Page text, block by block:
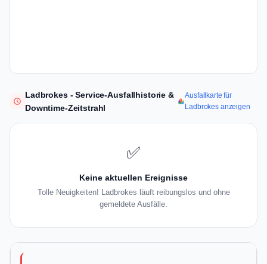
Ladbrokes - Service-Ausfallhistorie &
Downtime-Zeitstrahl
Ausfallkarte für
Ladbrokes anzeigen
✅
Keine aktuellen Ereignisse
Tolle Neuigkeiten! Ladbrokes läuft reibungslos und ohne
gemeldete Ausfälle.